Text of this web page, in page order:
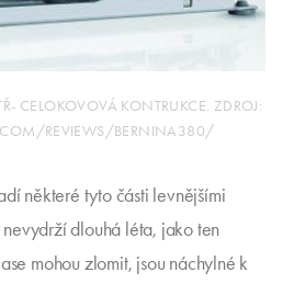
CELOKOVOVÁ KONTRUKCE. ZDROJ:
REVIEWS/BERNINA380/
některé tyto části levnějšími
dlouhá léta, jako ten
mohou zlomit, jsou náchylné k